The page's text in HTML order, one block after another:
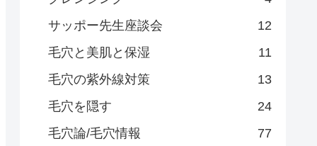
サッポー先生座談会
12
毛穴と美肌と保湿
11
毛穴の紫外線対策
13
毛穴を隠す
24
毛穴論/毛穴情報
77